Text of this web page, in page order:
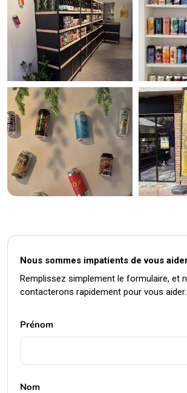
Nous sommes impatients de vous
Remplissez simplement le formulaire, et
contacterons rapidement pour vous aider.
Prénom
Nom